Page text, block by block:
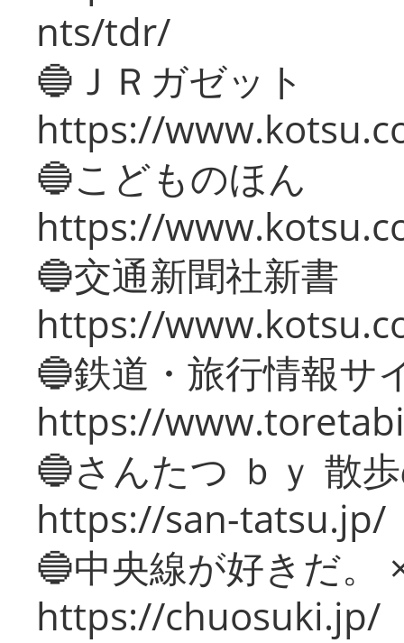
nts/tdr/
🔵ＪＲガゼット
https://
🔵こどものほん
https://
🔵交通新聞社新書
https://
🔵鉄道・旅行情報サ
https://
🔵さんたつ ｂｙ 散
https://san-tatsu.jp/
🔵中央線が好きだ。
https://chuosuki.jp/